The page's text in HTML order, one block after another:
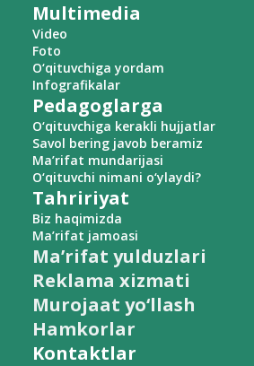
Multimedia
Video
Foto
O‘qituvchiga yordam
Infografikalar
Pedagoglarga
O‘qituvchiga kerakli hujjatlar
Savol bering javob beramiz
Ma’rifat mundarijasi
O‘qituvchi nimani o‘ylaydi?
Tahririyat
Biz haqimizda
Ma’rifat jamoasi
Ma’rifat yulduzlari
Reklama xizmati
Murojaat yo‘llash
Hamkorlar
Kontaktlar